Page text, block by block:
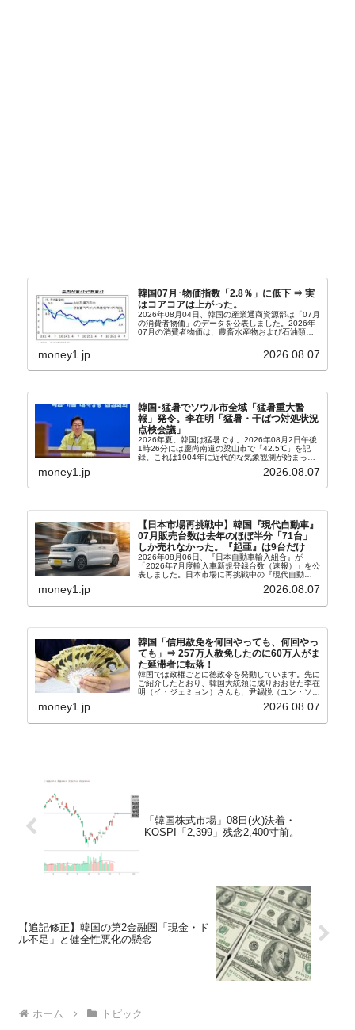
韓国07月･物価指数「2.8％」に低下 ⇒ 実
はコアコアは上がった。
2026年08月04日、韓国の産業通商資源部は「07月
の消費者物価」のデータを公表しました。2026年
07月の消費者物価は、農畜水産物および石油類の
2.8％上昇（06月は3.2％）となり、上昇率は前...
money1.jp 2026.08.07
韓国･猛暑でソウル市全域「猛暑重大警
報」発令。李在明「猛暑・干ばつ対処状況
点検会議」
2026年夏。韓国は猛暑です。2026年08月2日午後
1時26分には慶尚南道の梁山市で「42.5℃」を記
録。これは1904年に近代的な気象観測が始まって
ウル市全域への「猛暑重大警報」が発令され...
money1.jp 2026.08.07
【日本市場再挑戦中】韓国『現代自動車』
07月販売台数は去年のほぼ半分「71台」
しか売れなかった。『起亜』は9台だけ
2026年08月06日、『日本自動車輸入組合』が
「2026年7月度輸入車新規登録台数（速報）」を公
表しました。日本市場に再挑戦中の『現代自動
台数はこの中に捉えられているはずです。先月から
money1.jp 2026.08.07
韓国「信用赦免を何回やっても、何回やっ
ても」⇒ 257万人赦免したのに60万人がま
た延滞者に転落！
韓国では政権ごとに徳政令を発動しています。先に
ご紹介したとおり、韓国大統領に成りおおせた李在
明（イ・ジェミョン）さんも、尹錫悦（ユン・ソギ
ョル）前政権が行った――「新出発基金」をバッド
バンクにして不良債権の買い取りを行い、分割償還
money1.jp 2026.08.07
「韓国株式市場」08日(火)決着・
KOSPI「2,399」残念2,400寸前。
【追記修正】韓国の第2金融圏「現金・ド
ル不足」と健全性悪化の懸念
ホーム トピック